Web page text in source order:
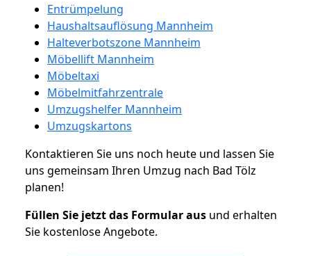
Entrümpelung
Haushaltsauflösung Mannheim
Halteverbotszone Mannheim
Möbellift Mannheim
Möbeltaxi
Möbelmitfahrzentrale
Umzugshelfer Mannheim
Umzugskartons
Kontaktieren Sie uns noch heute und lassen Sie
uns gemeinsam Ihren Umzug nach Bad Tölz
planen!
Füllen Sie jetzt das Formular aus und erhalten
Sie kostenlose Angebote.